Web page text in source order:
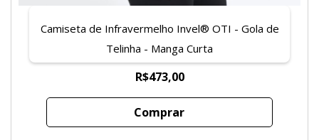
Camiseta de Infravermelho Invel® OTI - Gola de
Telinha - Manga Curta
R$473,00
Comprar